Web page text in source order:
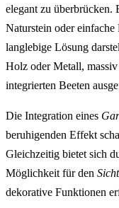
elegant zu überbrücken.
Naturstein oder einfache
langlebige Lösung
Holz oder Metall, massiv
integrierten Beeten
Die Integration eines
beruhigenden Effekt
Gleichzeitig bietet sich
Möglichkeit für den
dekorative Funktionen